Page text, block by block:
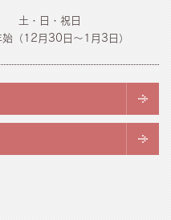
土・日・祝日
始（12月30日〜1月3日）